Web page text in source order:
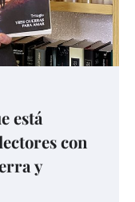
está
con
y